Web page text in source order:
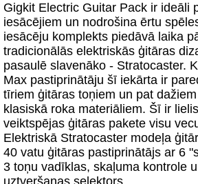
Gigkit Electric Guitar Pack ir ideāli
iesācējiem un nodrošina ērtu
iesācēju komplekts piedāvā laika
tradicionālās elektriskās ģitāras
pasaulē slavenāko - Stratocaster.
Max pastiprinātāju šī iekārta ir
tīriem ģitāras toņiem un pat
klasiskā roka materiāliem. Šī ir
veiktspējas ģitāras pakete visu
Elektriskā Stratocaster modeļa
40 vatu ģitāras pastiprinātājs ar 6
3 toņu vadīklas, skaļuma kontrole
uztveršanas selektors